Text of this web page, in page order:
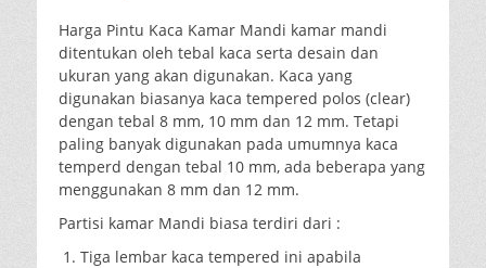
Harga Pintu Kaca Kamar Mandi kamar mandi
ditentukan oleh tebal kaca serta desain dan
ukuran yang akan digunakan. Kaca yang
digunakan biasanya kaca tempered polos (clear)
dengan tebal 8 mm, 10 mm dan 12 mm. Tetapi
paling banyak digunakan pada umumnya kaca
temperd dengan tebal 10 mm, ada beberapa yang
menggunakan 8 mm dan 12 mm.
Partisi kamar Mandi biasa terdiri dari :
Tiga lembar kaca tempered ini apabila